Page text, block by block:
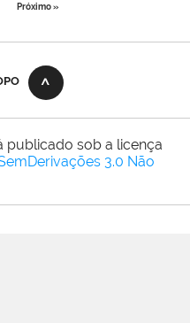
Próximo »
publicado sob a licença
3.0 Não